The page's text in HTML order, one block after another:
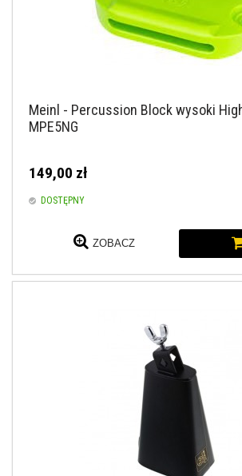
Meinl - Percussion Block wysoki
MPE5NG
149,00 zł
DOSTĘPNY
ZOBACZ